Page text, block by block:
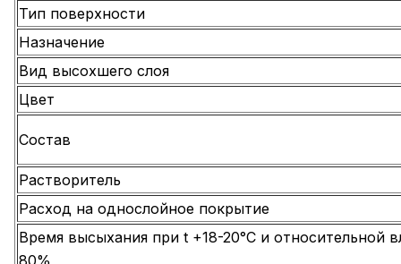
Тип поверхности
Назначение
Вид высохшего слоя
Цвет
Состав
Растворитель
Расход на однослойное покрытие
Время высыхания при t +18-20°С и относительной
80%